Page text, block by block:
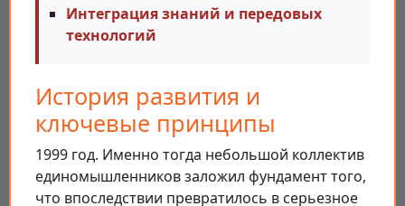
Интеграция знаний и передовых
технологий
История развития и
ключевые принципы
1999 год. Именно тогда небольшой коллектив
единомышленников заложил фундамент того,
что впоследствии превратилось в серьезное